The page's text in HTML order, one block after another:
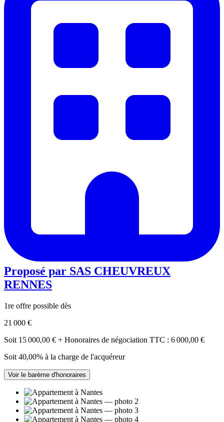
Proposé par SAS CHEUVREUX
RENNES
1re offre possible dès
21 000 €
Soit 15 000,00 € + Honoraires de négociation TTC : 6 000,00 €
Soit 40,00% à la charge de l'acquéreur
Voir le barème d'honoraires